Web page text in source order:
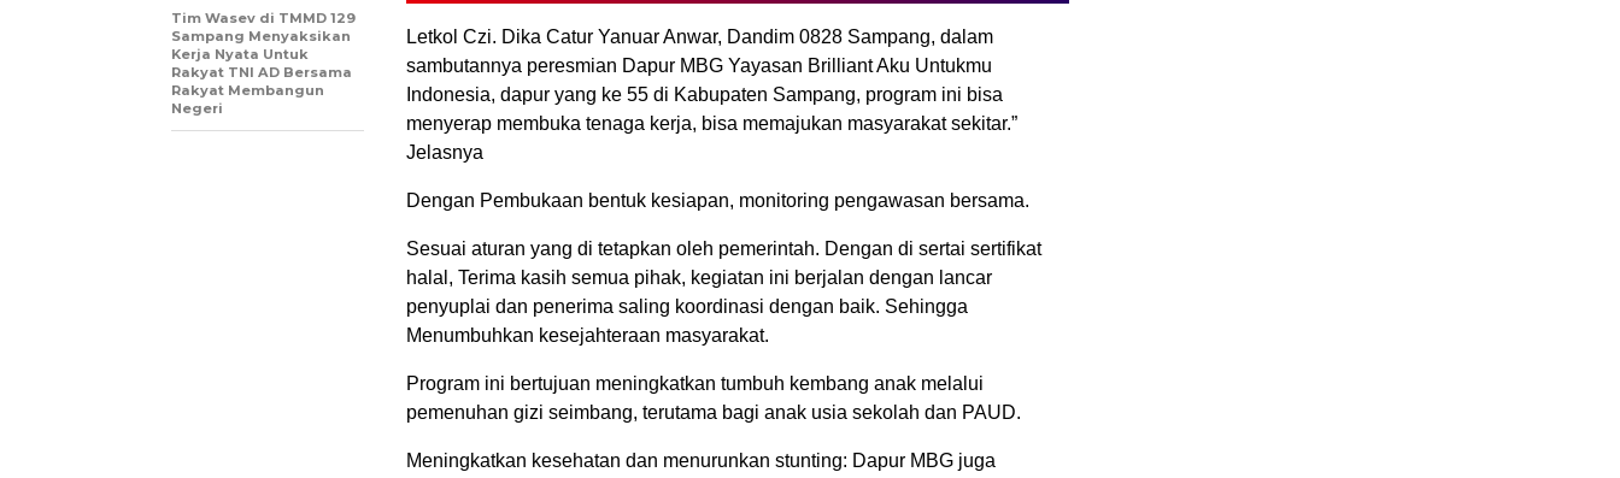
Letkol Czi. Dika Catur Yanuar Anwar, Dandim 0828 Sampang, dalam
sambutannya peresmian Dapur MBG Yayasan Brilliant Aku Untukmu
Indonesia, dapur yang ke 55 di Kabupaten Sampang, program ini bisa
menyerap membuka tenaga kerja, bisa memajukan masyarakat sekitar.”
Jelasnya
Dengan Pembukaan bentuk kesiapan, monitoring pengawasan bersama.
Sesuai aturan yang di tetapkan oleh pemerintah. Dengan di sertai sertifikat
halal, Terima kasih semua pihak, kegiatan ini berjalan dengan lancar
penyuplai dan penerima saling koordinasi dengan baik. Sehingga
Menumbuhkan kesejahteraan masyarakat.
Program ini bertujuan meningkatkan tumbuh kembang anak melalui
pemenuhan gizi seimbang, terutama bagi anak usia sekolah dan PAUD.
Meningkatkan kesehatan dan menurunkan stunting: Dapur MBG juga
Tim Wasev di TMMD 129
Sampang Menyaksikan
Kerja Nyata Untuk
Rakyat TNI AD Bersama
Rakyat Membangun
Negeri